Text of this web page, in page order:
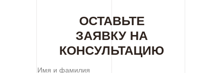
ОСТАВЬТЕ
ЗАЯВКУ НА
КОНСУЛЬТАЦИЮ